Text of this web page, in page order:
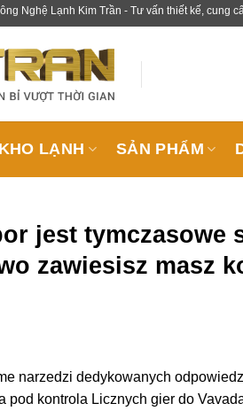
Kim Trần - Tư vấn thiết kế, cung cấp và lắp
KHO LẠNH SẢN PHẨM
jest tymczasowe
zawiesisz masz
narzedzi dedykowanych
pod kontrola Licznych gier do